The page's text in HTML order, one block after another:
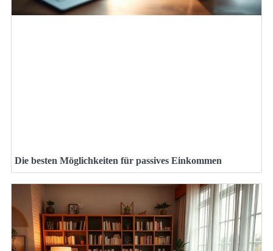
Die besten Möglichkeiten für passives Einkommen